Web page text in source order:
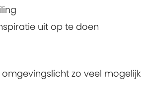
uit op te doen
zo veel